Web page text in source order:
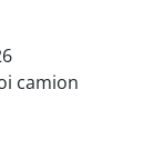
camion